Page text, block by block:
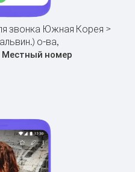
звонка Южная Корея >
о-ва,
Местный номер